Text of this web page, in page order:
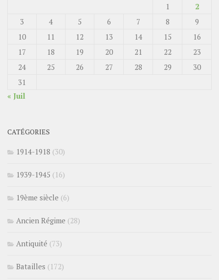
1
2
3
4 5 6 7 8
9
10
11 12 13 14 15
16
17
18 19 20 21 22
23
24
25 26 27 28 29
30
31
« Juil
CATÉGORIES
1914-1918 (30)
1939-1945 (16)
19ème siècle (6)
Ancien Régime (28)
Antiquité (73)
Batailles (172)